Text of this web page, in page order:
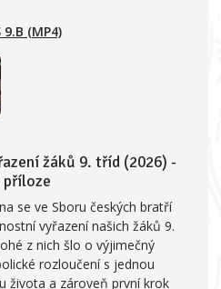
9.B (MP4)
žáků 9. tříd (2026) -
se ve Sboru českých bratří
vyřazení našich žáků 9.
z nich šlo o výjimečný
rozloučení s jednou
života a zároveň první krok